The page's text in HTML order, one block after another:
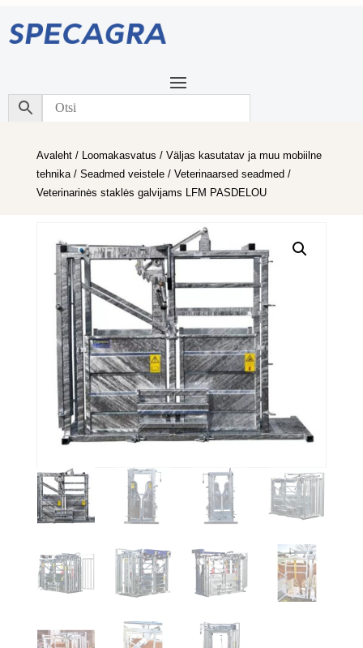
Avaleht/ Loomakasvatus / Väljas kasutatav ja muu mobiilne
tehnika/ Seadmed veistele/ Veterinaarsed seadmed /
Veterinarinės staklės galvijams LFM PASDELOU